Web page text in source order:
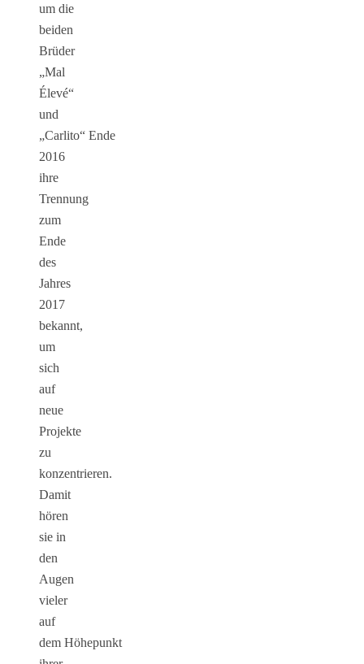
um die
beiden
Brüder
„Mal
Élevé“
und
„Carlito“ Ende
2016
ihre
Trennung
zum
Ende
des
Jahres
2017
bekannt,
um
sich
auf
neue
Projekte
zu
konzentrieren.
Damit
hören
sie in
den
Augen
vieler
auf
dem Höhepunkt